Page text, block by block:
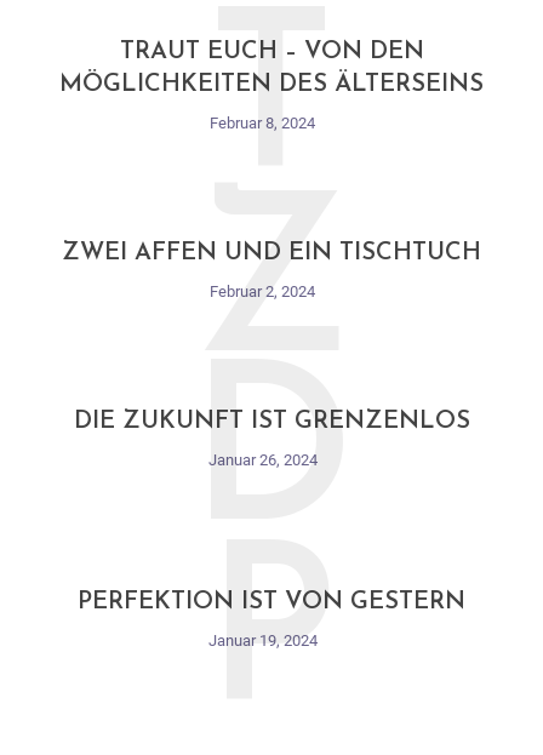
TRAUT EUCH – VON DEN
MÖGLICHKEITEN DES ÄLTERSEINS
Februar 8, 2024
T
ZWEI AFFEN UND EIN TISCHTUCH
Februar 2, 2024
Z
DIE ZUKUNFT IST GRENZENLOS
Januar 26, 2024
D
PERFEKTION IST VON GESTERN
Januar 19, 2024
P